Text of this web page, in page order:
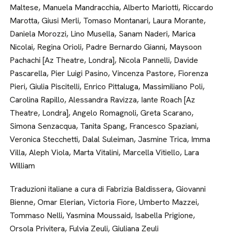
Maltese, Manuela Mandracchia, Alberto Mariotti, Riccardo
Marotta, Giusi Merli, Tomaso Montanari, Laura Morante,
Daniela Morozzi, Lino Musella, Sanam Naderi, Marica
Nicolai, Regina Orioli, Padre Bernardo Gianni, Maysoon
Pachachi [Az Theatre, Londra], Nicola Pannelli, Davide
Pascarella, Pier Luigi Pasino, Vincenza Pastore, Fiorenza
Pieri, Giulia Piscitelli, Enrico Pittaluga, Massimiliano Poli,
Carolina Rapillo, Alessandra Ravizza, Iante Roach [Az
Theatre, Londra], Angelo Romagnoli, Greta Scarano,
Simona Senzacqua, Tanita Spang, Francesco Spaziani,
Veronica Stecchetti, Dalal Suleiman, Jasmine Trica, Imma
Villa, Aleph Viola, Marta Vitalini, Marcella Vitiello, Lara
William
Traduzioni italiane a cura di Fabrizia Baldissera, Giovanni
Bienne, Omar Elerian, Victoria Fiore, Umberto Mazzei,
Tommaso Nelli, Yasmina Moussaid, Isabella Prigione,
Orsola Privitera, Fulvia Zeuli, Giuliana Zeuli